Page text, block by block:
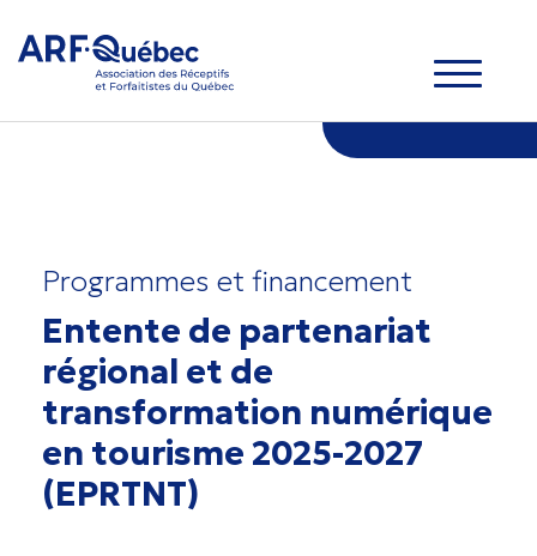
Programmes et financement
Entente de partenariat
régional et de
transformation numérique
en tourisme 2025-2027
(EPRTNT)